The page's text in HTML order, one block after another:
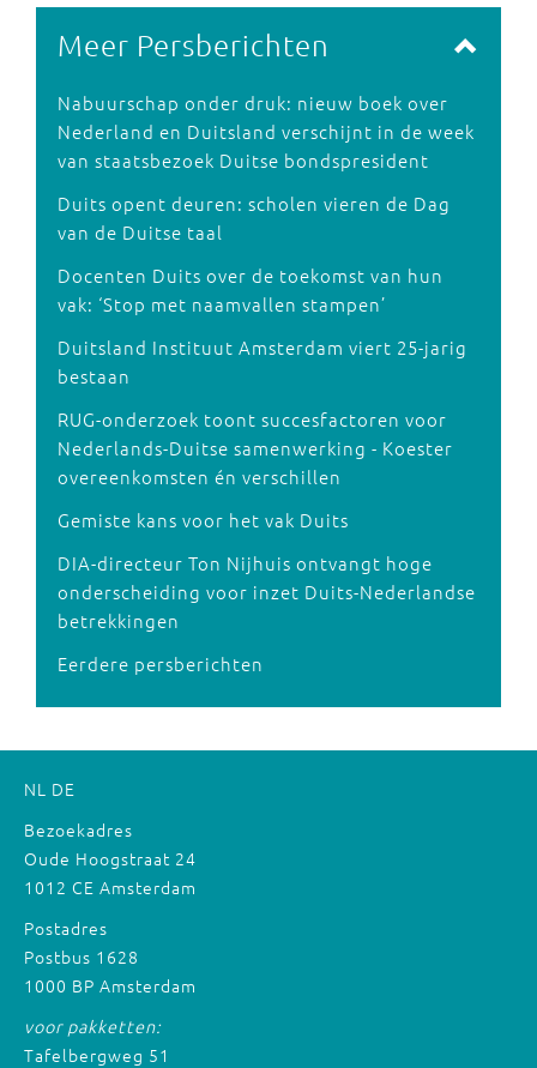
Meer Persberichten
Nabuurschap onder druk: nieuw boek over
Nederland en Duitsland verschijnt in de week
van staatsbezoek Duitse bondspresident
Duits opent deuren: scholen vieren de Dag
van de Duitse taal
Docenten Duits over de toekomst van hun
vak: ‘Stop met naamvallen stampen’
Duitsland Instituut Amsterdam viert 25-jarig
bestaan
RUG-onderzoek toont succesfactoren voor
Nederlands-Duitse samenwerking - Koester
overeenkomsten én verschillen
Gemiste kans voor het vak Duits
DIA-directeur Ton Nijhuis ontvangt hoge
onderscheiding voor inzet Duits-Nederlandse
betrekkingen
Eerdere persberichten
NL DE
Bezoekadres
Oude Hoogstraat 24
1012 CE Amsterdam
Postadres
Postbus 1628
1000 BP Amsterdam
voor pakketten:
Tafelbergweg 51